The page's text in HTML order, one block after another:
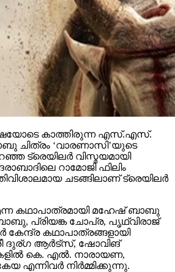
കാത്തിരുന്ന എസ്.എസ്.
ചിത്രം ‘വാരണാസി’യുടെ
ട്രെയിലര്‍ വിസ്മയമായി
റാമോജി ഫിലിം
ചടങ്ങിലാണ് ട്രെയിലര്‍
കഥാപാത്രമായി മഹേഷ് ബാബു
പ്രിയങ്ക ചോപ്ര, പൃഥ്വിരാജ്
കഥാപാത്രങ്ങളായി
ദുര്ഗ ആര്‍ട്‌സ്, ഷോവിങ്
കെ. എല്‍. നാരായണ,
എന്നിവര്‍ നിര്‍മ്മിക്കുന്നു.